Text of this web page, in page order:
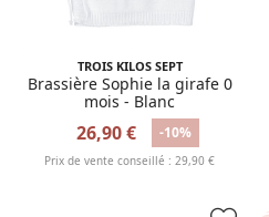
TROIS KILOS SEPT
Brassière Sophie la girafe 0
mois - Blanc
26,90 € -10%
Prix de vente conseillé : 29,90 €